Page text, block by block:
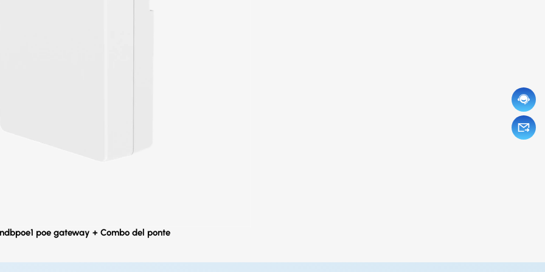
poe gateway + Combo del ponte